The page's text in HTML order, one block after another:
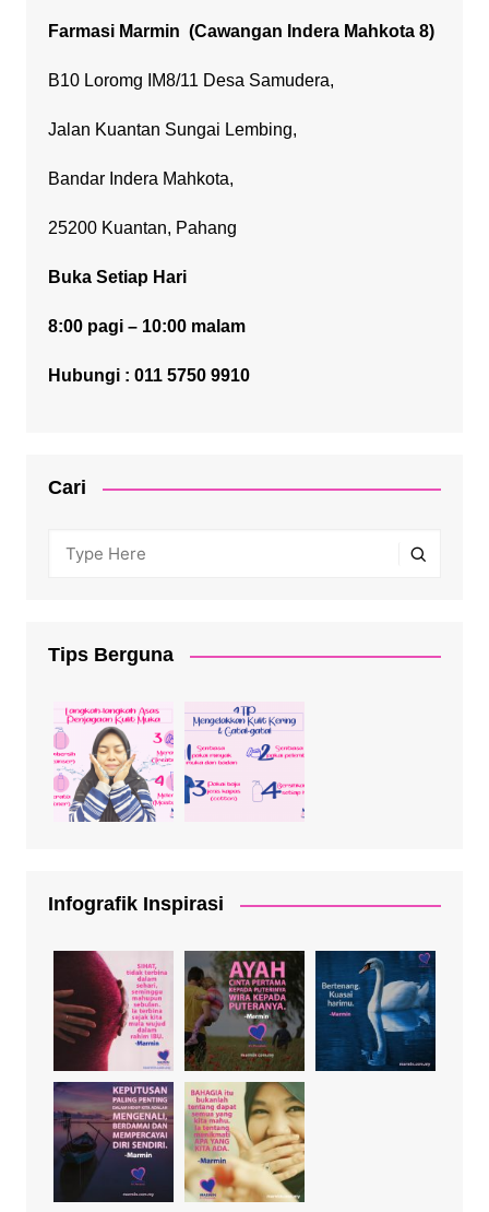
Farmasi Marmin (Cawangan Indera Mahkota 8)
B10 Loromg IM8/11 Desa Samudera,
Jalan Kuantan Sungai Lembing,
Bandar Indera Mahkota,
25200 Kuantan, Pahang
Buka Setiap Hari
8:00 pagi – 10:00 malam
Hubungi : 011 5750 9910
Cari
Tips Berguna
Infografik Inspirasi